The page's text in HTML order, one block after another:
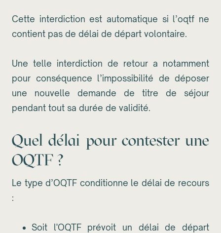
Cette interdiction est automatique si l’oqtf ne
contient pas de délai de départ volontaire.
Une telle interdiction de retour a notamment
pour conséquence l’impossibilité de déposer
une nouvelle demande de titre de séjour
pendant tout sa durée de validité.
Quel délai pour contester une
OQTF ?
Le type d’OQTF conditionne le délai de recours
:
Soit l'OQTF prévoit un délai de départ